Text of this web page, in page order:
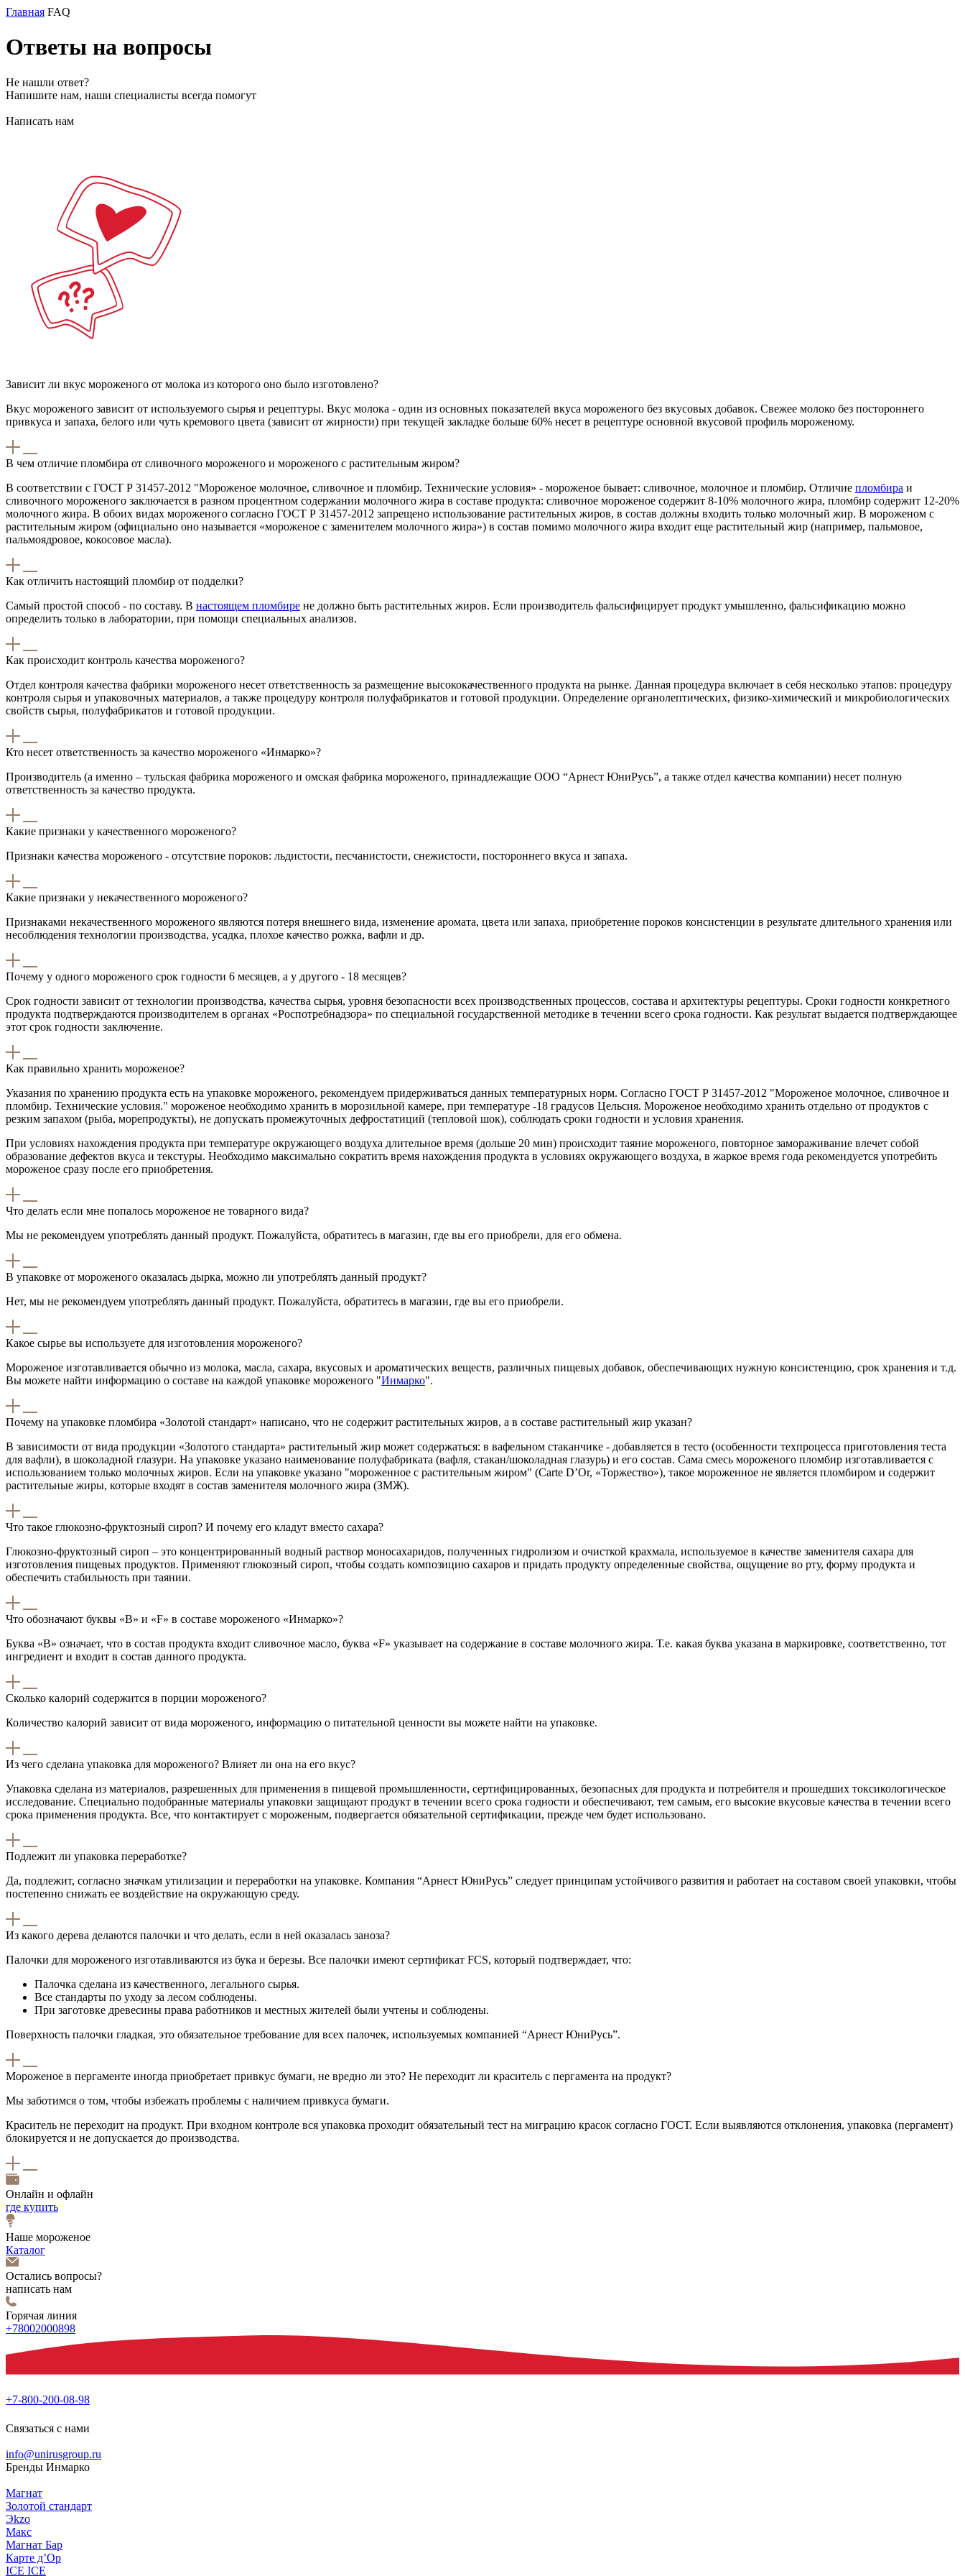
Главная FAQ
Ответы на вопросы
Не нашли ответ?
Напишите нам, наши специалисты всегда помогут
Написать нам
Зависит ли вкус мороженого от молока из которого оно было изготовлено?
Вкус мороженого зависит от используемого сырья и рецептуры. Вкус молока - один из основных показателей вкуса мороженого без вкусовых добавок. Свежее молоко без постороннего
привкуса и запаха, белого или чуть кремового цвета (зависит от жирности) при текущей закладке больше 60% несет в рецептуре основной вкусовой профиль мороженому.
В чем отличие пломбира от сливочного мороженого и мороженого с растительным жиром?
В соответствии с ГОСТ Р 31457-2012 "Мороженое молочное, сливочное и пломбир. Технические условия» - мороженое бывает: сливочное, молочное и пломбир. Отличие пломбира и
сливочного мороженого заключается в разном процентном содержании молочного жира в составе продукта: сливочное мороженое содержит 8-10% молочного жира, пломбир содержит 12-20%
молочного жира. В обоих видах мороженого согласно ГОСТ Р 31457-2012 запрещено использование растительных жиров, в состав должны входить только молочный жир. В мороженом с
растительным жиром (официально оно называется «мороженое с заменителем молочного жира») в состав помимо молочного жира входит еще растительный жир (например, пальмовое,
пальмоядровое, кокосовое масла).
Как отличить настоящий пломбир от подделки?
Самый простой способ - по составу. В настоящем пломбире не должно быть растительных жиров. Если производитель фальсифицирует продукт умышленно, фальсификацию можно
определить только в лаборатории, при помощи специальных анализов.
Как происходит контроль качества мороженого?
Отдел контроля качества фабрики мороженого несет ответственность за размещение высококачественного продукта на рынке. Данная процедура включает в себя несколько этапов: процедуру
контроля сырья и упаковочных материалов, а также процедуру контроля полуфабрикатов и готовой продукции. Определение органолептических, физико-химический и микробиологических
свойств сырья, полуфабрикатов и готовой продукции.
Кто несет ответственность за качество мороженого «Инмарко»?
Производитель (а именно – тульская фабрика мороженого и омская фабрика мороженого, принадлежащие ООО “Арнест ЮниРусь”, а также отдел качества компании) несет полную
ответственность за качество продукта.
Какие признаки у качественного мороженого?
Признаки качества мороженого - отсутствие пороков: льдистости, песчанистости, снежистости, постороннего вкуса и запаха.
Какие признаки у некачественного мороженого?
Признаками некачественного мороженого являются потеря внешнего вида, изменение аромата, цвета или запаха, приобретение пороков консистенции в результате длительного хранения или
несоблюдения технологии производства, усадка, плохое качество рожка, вафли и др.
Почему у одного мороженого срок годности 6 месяцев, а у другого - 18 месяцев?
Срок годности зависит от технологии производства, качества сырья, уровня безопасности всех производственных процессов, состава и архитектуры рецептуры. Сроки годности конкретного
продукта подтверждаются производителем в органах «Роспотребнадзора» по специальной государственной методике в течении всего срока годности. Как результат выдается подтверждающее
этот срок годности заключение.
Как правильно хранить мороженое?
Указания по хранению продукта есть на упаковке мороженого, рекомендуем придерживаться данных температурных норм. Согласно ГОСТ Р 31457-2012 "Мороженое молочное, сливочное и
пломбир. Технические условия." мороженое необходимо хранить в морозильной камере, при температуре -18 градусов Цельсия. Мороженое необходимо хранить отдельно от продуктов с
резким запахом (рыба, морепродукты), не допускать промежуточных дефростатиций (тепловой шок), соблюдать сроки годности и условия хранения.
При условиях нахождения продукта при температуре окружающего воздуха длительное время (дольше 20 мин) происходит таяние мороженого, повторное замораживание влечет собой
образование дефектов вкуса и текстуры. Необходимо максимально сократить время нахождения продукта в условиях окружающего воздуха, в жаркое время года рекомендуется употребить
мороженое сразу после его приобретения.
Что делать если мне попалось мороженое не товарного вида?
Мы не рекомендуем употреблять данный продукт. Пожалуйста, обратитесь в магазин, где вы его приобрели, для его обмена.
В упаковке от мороженого оказалась дырка, можно ли употреблять данный продукт?
Нет, мы не рекомендуем употреблять данный продукт. Пожалуйста, обратитесь в магазин, где вы его приобрели.
Какое сырье вы используете для изготовления мороженого?
Мороженое изготавливается обычно из молока, масла, сахара, вкусовых и ароматических веществ, различных пищевых добавок, обеспечивающих нужную консистенцию, срок хранения и т.д.
Вы можете найти информацию о составе на каждой упаковке мороженого "Инмарко".
Почему на упаковке пломбира «Золотой стандарт» написано, что не содержит растительных жиров, а в составе растительный жир указан?
В зависимости от вида продукции «Золотого стандарта» растительный жир может содержаться: в вафельном стаканчике - добавляется в тесто (особенности техпроцесса приготовления теста
для вафли), в шоколадной глазури. На упаковке указано наименование полуфабриката (вафля, стакан/шоколадная глазурь) и его состав. Сама смесь мороженого пломбир изготавливается с
использованием только молочных жиров. Если на упаковке указано "мороженное с растительным жиром" (Carte D’Or, «Торжество»), такое мороженное не является пломбиром и содержит
растительные жиры, которые входят в состав заменителя молочного жира (ЗМЖ).
Что такое глюкозно-фруктозный сироп? И почему его кладут вместо сахара?
Глюкозно-фруктозный сироп – это концентрированный водный раствор моносахаридов, полученных гидролизом и очисткой крахмала, используемое в качестве заменителя сахара для
изготовления пищевых продуктов. Применяют глюкозный сироп, чтобы создать композицию сахаров и придать продукту определенные свойства, ощущение во рту, форму продукта и
обеспечить стабильность при таянии.
Что обозначают буквы «В» и «F» в составе мороженого «Инмарко»?
Буква «B» означает, что в состав продукта входит сливочное масло, буква «F» указывает на содержание в составе молочного жира. Т.е. какая буква указана в маркировке, соответственно, тот
ингредиент и входит в состав данного продукта.
Сколько калорий содержится в порции мороженого?
Количество калорий зависит от вида мороженого, информацию о питательной ценности вы можете найти на упаковке.
Из чего сделана упаковка для мороженого? Влияет ли она на его вкус?
Упаковка сделана из материалов, разрешенных для применения в пищевой промышленности, сертифицированных, безопасных для продукта и потребителя и прошедших токсикологическое
исследование. Специально подобранные материалы упаковки защищают продукт в течении всего срока годности и обеспечивают, тем самым, его высокие вкусовые качества в течении всего
срока применения продукта. Все, что контактирует с мороженым, подвергается обязательной сертификации, прежде чем будет использовано.
Подлежит ли упаковка переработке?
Да, подлежит, согласно значкам утилизации и переработки на упаковке. Компания “Арнест ЮниРусь” следует принципам устойчивого развития и работает на составом своей упаковки, чтобы
постепенно снижать ее воздействие на окружающую среду.
Из какого дерева делаются палочки и что делать, если в ней оказалась заноза?
Палочки для мороженого изготавливаются из бука и березы. Все палочки имеют сертификат FCS, который подтверждает, что:
Палочка сделана из качественного, легального сырья.
Все стандарты по уходу за лесом соблюдены.
При заготовке древесины права работников и местных жителей были учтены и соблюдены.
Поверхность палочки гладкая, это обязательное требование для всех палочек, используемых компанией “Арнест ЮниРусь”.
Мороженое в пергаменте иногда приобретает привкус бумаги, не вредно ли это? Не переходит ли краситель с пергамента на продукт?
Мы заботимся о том, чтобы избежать проблемы с наличием привкуса бумаги.
Краситель не переходит на продукт. При входном контроле вся упаковка проходит обязательный тест на миграцию красок согласно ГОСТ. Если выявляются отклонения, упаковка (пергамент)
блокируется и не допускается до производства.
Онлайн и офлайн
где купить
Наше мороженое
Каталог
Остались вопросы?
написать нам
Горячая линия
+78002000898
+7-800-200-08-98
Связаться с нами
info@unirusgroup.ru
Бренды Инмарко
Магнат
Золотой стандарт
Эkzо
Макс
Магнат Бар
Карте д’Ор
ICE ICE